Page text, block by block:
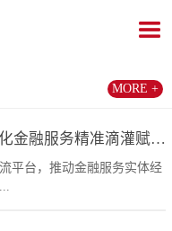
U+创享汇【2025】深化金融服务精准滴灌赋能发展...
平台，推动金融服务实体经
MORE +